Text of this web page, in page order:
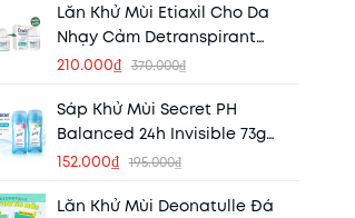
Lăn Khử Mùi Etiaxil Cho Da
Nhạy Cảm Detranspirant
Traitement Peaux Sensibles
210.000₫ 370.000₫
Sáp Khử Mùi Secret PH
Balanced 24h Invisible 73g
(Nhập Khẩu Mỹ)
152.000₫ 195.000₫
Lăn Khử Mùi Deonatulle Đá